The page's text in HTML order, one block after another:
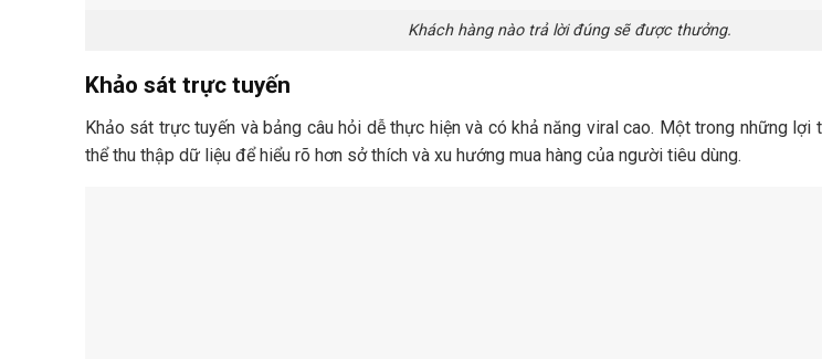
Khách hàng nào trả lời đúng sẽ được thưởng.
Khảo sát trực tuyến
Khảo sát trực tuyến và bảng câu hỏi dễ thực hiện và có khả năng viral cao. Một trong những lợi
thể thu thập dữ liệu để hiểu rõ hơn sở thích và xu hướng mua hàng của người tiêu dùng.